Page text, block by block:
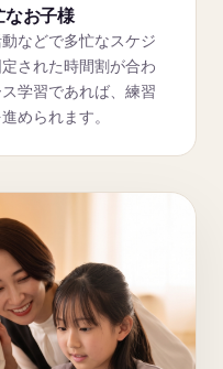
なお子様
などで多忙なスケジ
された時間割が合わ
学習であれば、練習
められます。